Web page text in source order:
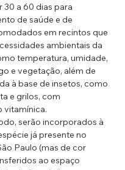
30 a 60 dias para
de saúde e de
em recintos que
ambientais da
temperatura, umidade,
e vegetação, além de
à base de insetos, como
e grilos, com
vitamínica.
serão incorporados à
já presente no
Paulo (mas de cor
ao espaço